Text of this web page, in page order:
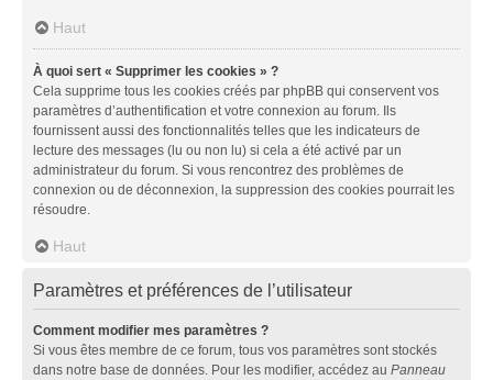
Haut
À quoi sert « Supprimer les cookies » ?
Cela supprime tous les cookies créés par phpBB qui conservent vos
paramètres d’authentification et votre connexion au forum. Ils
fournissent aussi des fonctionnalités telles que les indicateurs de
lecture des messages (lu ou non lu) si cela a été activé par un
administrateur du forum. Si vous rencontrez des problèmes de
connexion ou de déconnexion, la suppression des cookies pourrait les
résoudre.
Haut
Paramètres et préférences de l’utilisateur
Comment modifier mes paramètres ?
Si vous êtes membre de ce forum, tous vos paramètres sont stockés
dans notre base de données. Pour les modifier, accédez au Panneau